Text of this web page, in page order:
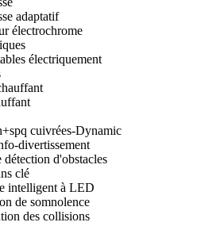
adaptatif
électrochrome
électriquement
cuivrées-Dynamic
divertissement
détection d'obstacles
clé
intelligent à LED
de somnolence
des collisions